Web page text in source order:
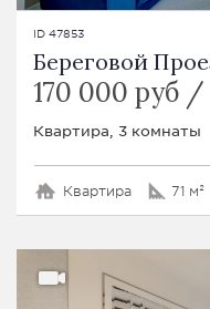
ID 47853
Береговой
170 000 руб
Квартира, 3 комнаты
Квартира 71 м²